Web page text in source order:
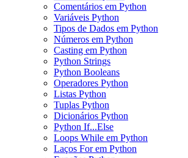
Comentários em Python
Variáveis Python
Tipos de Dados em Python
Números em Python
Casting em Python
Python Strings
Python Booleans
Operadores Python
Listas Python
Tuplas Python
Dicionários Python
Python If...Else
Loops While em Python
Laços For em Python